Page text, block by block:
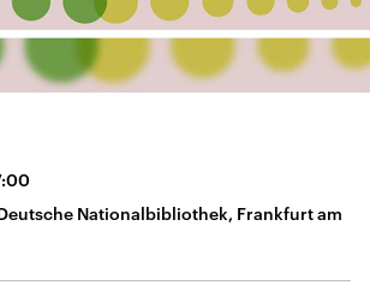
Nationalbibliothek, Frankfurt am